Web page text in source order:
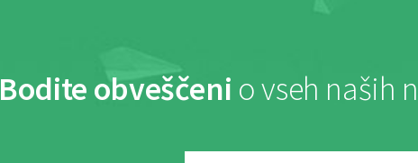
Bodite obveščeni o vseh naših